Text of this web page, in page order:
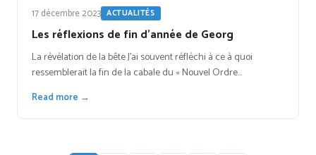
17 décembre 2023 ACTUALITÉS
Les réflexions de fin d’année de Georg
La révélation de la bête J'ai souvent réfléchi à ce à quoi
ressemblerait la fin de la cabale du « Nouvel Ordre…
Read more →